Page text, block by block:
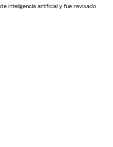
inteligencia artificial y fue revisado